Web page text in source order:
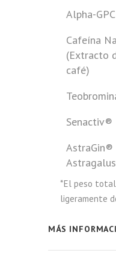
Alpha-
Cafeína
(Extracto
café)
Senactiv®
Astragalus
*El peso total
ligeramente
MÁS